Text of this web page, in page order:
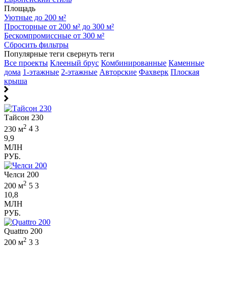
Площадь
Уютные до 200 м²
Просторные от 200 м² до 300 м²
Бескомпромиссные от 300 м²
Сбросить фильтры
Популярные теги свернуть теги
Все проекты Клееный брус Комбинированные Каменные
дома 1-этажные 2-этажные Авторские Фахверк Плоская
крыша
Тайсон 230
230 м2 4 3
9,9
МЛН
РУБ.
Челси 200
200 м2 5 3
10,8
МЛН
РУБ.
Quattro 200
200 м2 3 3